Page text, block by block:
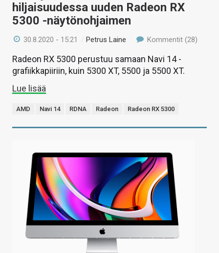
hiljaisuudessa uuden Radeon RX
5300 -näytönohjaimen
30.8.2020 - 15:21 /Petrus Laine Kommentit (28)
Radeon RX 5300 perustuu samaan Navi 14 -
grafiikkapiiriin, kuin 5300 XT, 5500 ja 5500 XT.
Lue lisää
AMD Navi 14 RDNA Radeon Radeon RX 5300